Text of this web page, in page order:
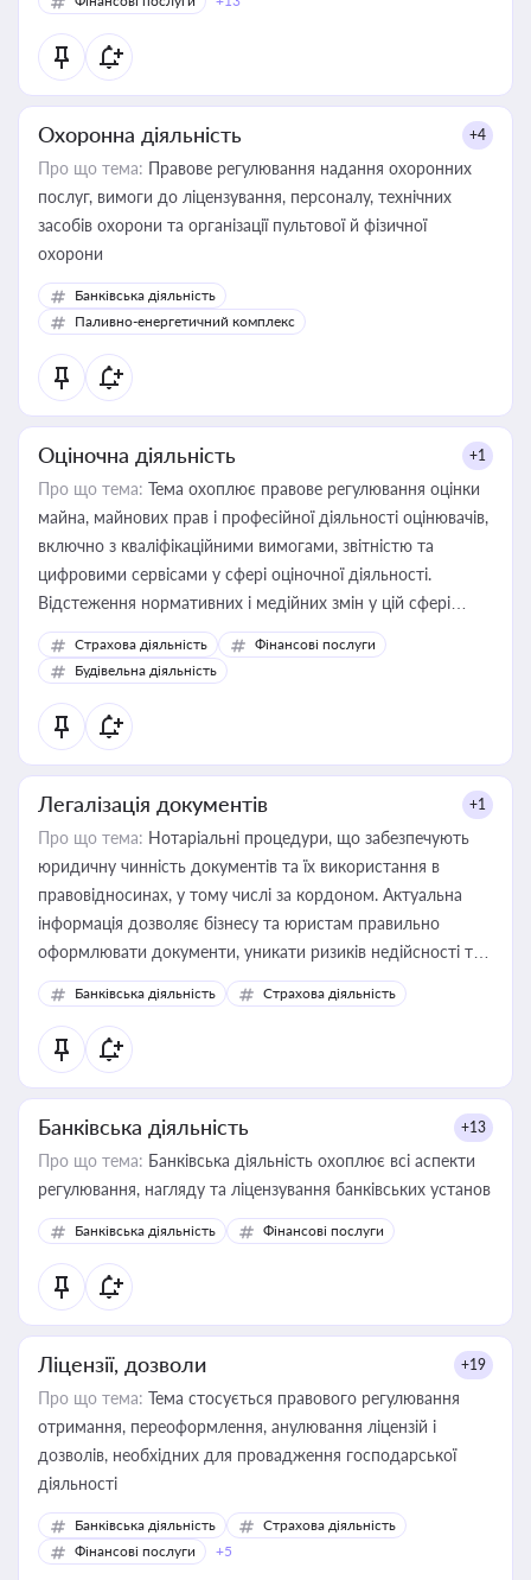
Охоронна діяльність +4
Про що тема: Правове регулювання надання охоронних
послуг, вимоги до ліцензування, персоналу, технічних
засобів охорони та організації пультової й фізичної
охорони
Банківська діяльність
Паливно-енергетичний комплекс
Оціночна діяльність +1
Про що тема: Тема охоплює правове регулювання оцінки
майна, майнових прав і професійної діяльності оцінювачів,
включно з кваліфікаційними вимогами, звітністю та
цифровими сервісами у сфері оціночної діяльності.
Відстеження нормативних і медійних змін у цій сфері
корисне для власника бізнесу, керівника, юриста або
бухгалтера під час оподаткування, приватизації, оренди
державного майна, корпоративних угод і перевірки
статусу суб'єктів оціночної діяльності
Страхова діяльність
Фінансові послуги
Будівельна діяльність
Легалізація документів +1
Про що тема: Нотаріальні процедури, що забезпечують
юридичну чинність документів та їх використання в
правовідносинах, у тому числі за кордоном. Актуальна
інформація дозволяє бізнесу та юристам правильно
оформлювати документи, уникати ризиків недійсності та
забезпечувати їх належне прийняття органами влади та
контрагентами
Банківська діяльність Страхова діяльність
Банківська діяльність +13
Про що тема: Банківська діяльність охоплює всі аспекти
регулювання, нагляду та ліцензування банківських установ
Банківська діяльність Фінансові послуги
Ліцензії, дозволи +19
Про що тема: Тема стосується правового регулювання
отримання, переоформлення, анулювання ліцензій і
дозволів, необхідних для провадження господарської
діяльності
Банківська діяльність
Страхова діяльність
Фінансові послуги
+5